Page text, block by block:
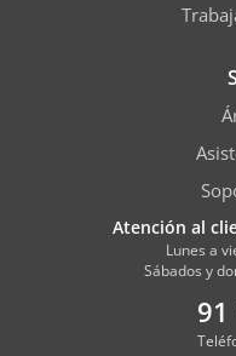
Atención al
Lunes a
Sábados y